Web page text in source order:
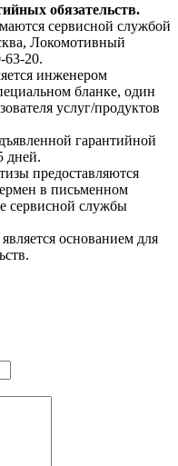
обязательств.
сервисной службой
Локомотивный
63-20.
инженером
бланке, один
услуг/продуктов
гарантийной
дней.
предоставляются
в письменном
сервисной службы
основанием для